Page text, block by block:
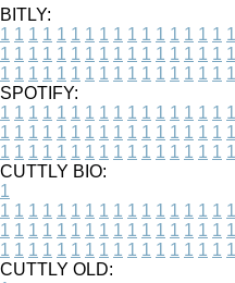
BITLY:
1 1 1 1 1 1 1 1 1 1 1 1 1 1 1 1 1
1 1 1 1 1 1 1 1 1 1 1 1 1 1 1 1 1
1 1 1 1 1 1 1 1 1 1 1 1 1 1 1 1 1
SPOTIFY:
1 1 1 1 1 1 1 1 1 1 1 1 1 1 1 1 1
1 1 1 1 1 1 1 1 1 1 1 1 1 1 1 1 1
1 1 1 1 1 1 1 1 1 1 1 1 1 1 1 1 1
CUTTLY BIO:
1
1 1 1 1 1 1 1 1 1 1 1 1 1 1 1 1 1
1 1 1 1 1 1 1 1 1 1 1 1 1 1 1 1 1
1 1 1 1 1 1 1 1 1 1 1 1 1 1 1 1 1
CUTTLY OLD: